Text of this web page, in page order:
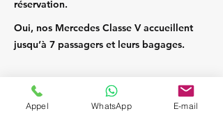
réservation.
Oui, nos Mercedes Classe V accueillent
jusqu’à 7 passagers et leurs bagages.
Appel WhatsApp E-mail